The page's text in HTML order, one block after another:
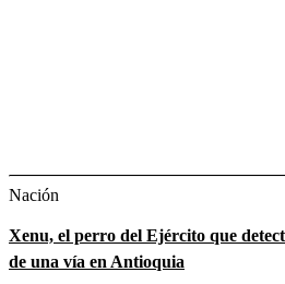
Nación
Xenu, el perro del Ejército que
de una vía en Antioquia